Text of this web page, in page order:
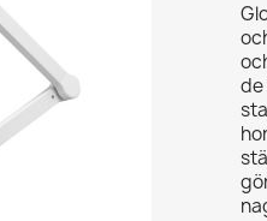
de